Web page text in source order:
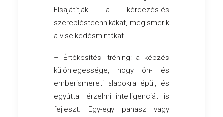
Elsajátítják a kérdezés-és
szerepléstechnikákat, megismerik
a viselkedésmintákat.
– Értékesítési tréning: a képzés
különlegessége, hogy ön- és
emberismereti alapokra épül, és
egyúttal érzelmi intelligenciát is
fejleszt. Egy-egy panasz vagy